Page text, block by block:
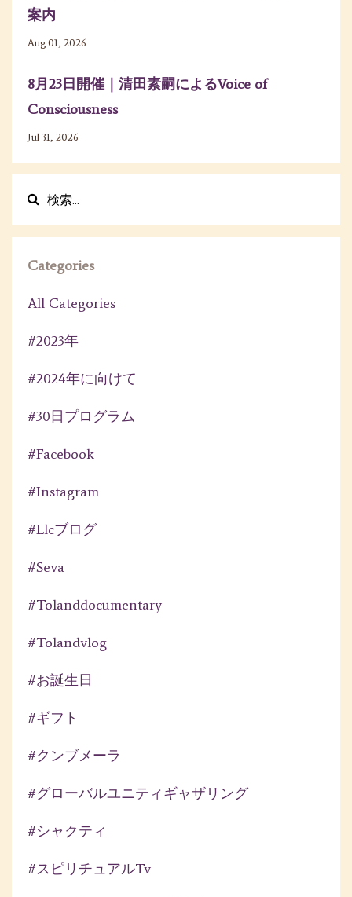
案内
Aug 01, 2026
8月23日開催｜清田素嗣によるVoice of
Consciousness
Jul 31, 2026
Categories
All Categories
#2023年
#2024年に向けて
#30日プログラム
#facebook
#instagram
#llcブログ
#seva
#tolanddocumentary
#tolandvlog
#お誕生日
#ギフト
#クンブメーラ
#グローバルユニティギャザリング
#シャクティ
#スピリチュアルtv